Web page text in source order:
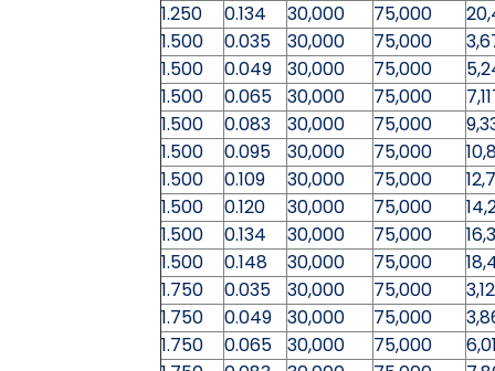
1.250
0.134 30,000 75,000
1.500
0.035 30,000 75,000
1.500
0.049 30,000 75,000
1.500
0.065 30,000 75,000
1.500
0.083 30,000 75,000
1.500
0.095 30,000 75,000
1.500
0.109 30,000 75,000
1.500
0.120 30,000 75,000
1.500
0.134 30,000 75,000
1.500
0.148 30,000 75,000
1.750
0.035 30,000 75,000
1.750
0.049 30,000 75,000
1.750
0.065 30,000 75,000